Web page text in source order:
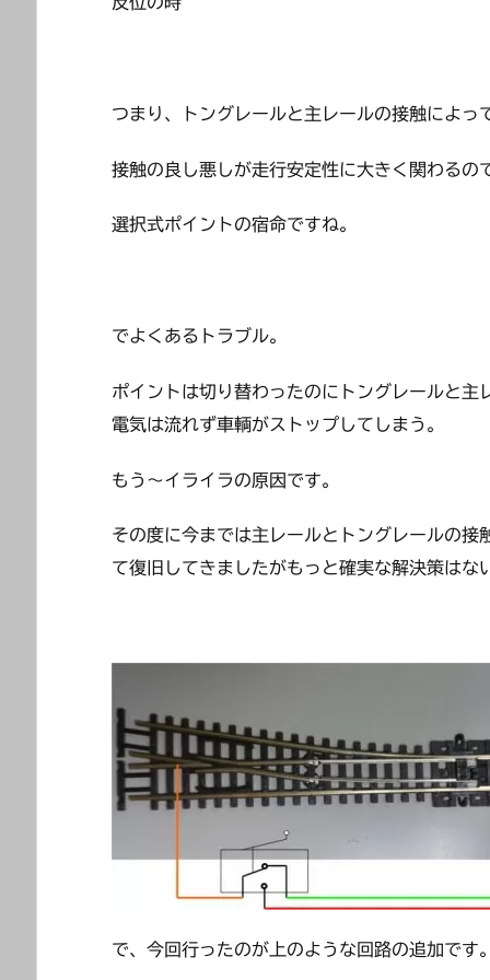
つまり、トングレールと主レールの接触によっ
接触の良し悪しが走行安定性に大きく関わるの
選択式ポイントの宿命ですね。
でよくあるトラブル。
ポイントは切り替わったのにトングレールと
電気は流れず車輌がストップしてしまう。
もう～イライラの原因です。
その度に今までは主レールとトングレールの
て復旧してきましたがもっと確実な解決策はな
で、今回行ったのが上のような回路の追加です